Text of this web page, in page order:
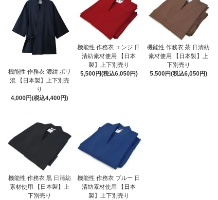
機能性 作務衣 濃紺 ポリ
混 【日本製】上下別売
り
4,000円(税込4,400円)
機能性 作務衣 エンジ 日
清紡素材使用 【日本
製】上下別売り
5,500円(税込6,050円)
機能性 作務衣 茶 日清紡
素材使用 【日本製】上
下別売り
5,500円(税込6,050円)
機能性 作務衣 黒 日清紡
素材使用 【日本製】上
下別売り
機能性 作務衣 ブルー 日
清紡素材使用 【日本
製】上下別売り